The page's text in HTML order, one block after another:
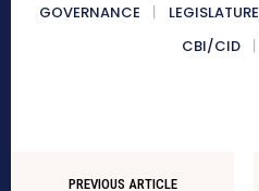
GOVERNANCE LEGISLATURE
CBI/CID
PREVIOUS ARTICLE